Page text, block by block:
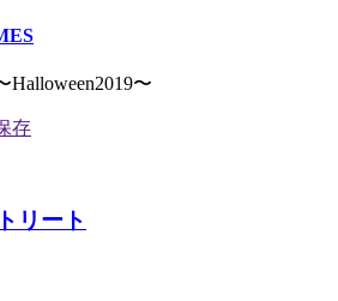
〜
リート